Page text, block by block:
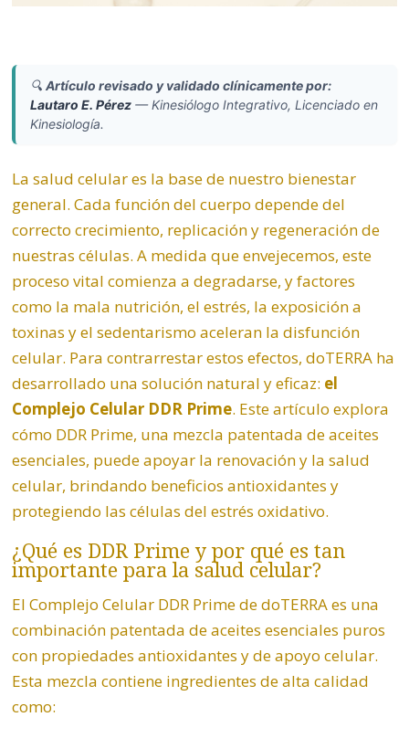
🔍 Artículo revisado y validado clínicamente por:
Lautaro E. Pérez—Kinesiólogo Integrativo, Licenciado en
Kinesiología.
La salud celular es la base de nuestro bienestar
general. Cada función del cuerpo depende del
correcto crecimiento, replicación y regeneración de
nuestras células. A medida que envejecemos, este
proceso vital comienza a degradarse, y factores
como la mala nutrición, el estrés, la exposición a
toxinas y el sedentarismo aceleran la disfunción
celular. Para contrarrestar estos efectos, doTERRA ha
desarrollado una solución natural y eficaz: el
Complejo Celular DDR Prime. Este artículo explora
cómo DDR Prime, una mezcla patentada de aceites
esenciales, puede apoyar la renovación y la salud
celular, brindando beneficios antioxidantes y
protegiendo las células del estrés oxidativo.
¿Qué es DDR Prime y por qué es tan
importante para la salud celular?
El Complejo Celular DDR Prime de doTERRA es una
combinación patentada de aceites esenciales puros
con propiedades antioxidantes y de apoyo celular.
Esta mezcla contiene ingredientes de alta calidad
como: